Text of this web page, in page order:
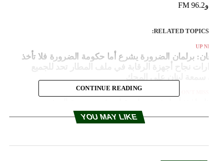
و96.2 FM
RELATED TOPICS:
UP
برلمان الضرورة يشرع أما حكومة الضرورة فلا تأخذ
العبدلله وملتقى الفكر والرأي الحر
CONTINUE READING
YOU MAY LIKE